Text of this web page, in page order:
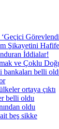
Şikayetini
İddialar!
ve Çoklu
belli
ortaya çıktı
belli oldu
oldu
beş sikke